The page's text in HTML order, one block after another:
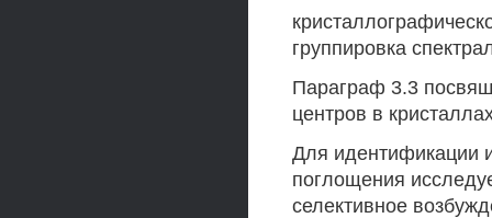
группировка
Параграф 3.3
центров в
Для идентификации
поглощения
селективное